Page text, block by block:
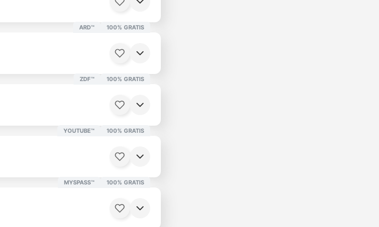
ARD™ 100% GRATIS
ZDF™ 100% GRATIS
YOUTUBE™ 100% GRATIS
MYSPASS™ 100% GRATIS